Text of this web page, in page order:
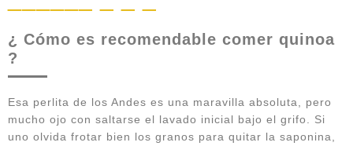
¿ Cómo es recomendable comer quinoa
?
Esa perlita de los Andes es una maravilla absoluta, pero
mucho ojo con saltarse el lavado inicial bajo el grifo. Si
uno olvida frotar bien los granos para quitar la saponina,